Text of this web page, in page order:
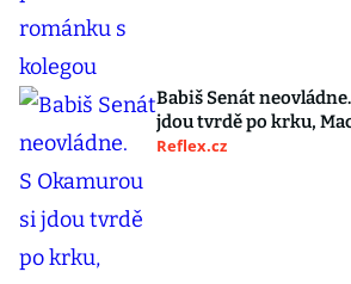
Babiš Senát
jdou tvrdě po krku,
Reflex.cz